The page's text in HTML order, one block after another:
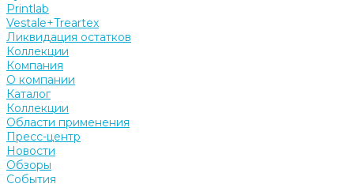
Printlab
Vestale+Treartex
Ликвидация остатков
Коллекции
Компания
О компании
Каталог
Коллекции
Области применения
Пресс-центр
Новости
Обзоры
События